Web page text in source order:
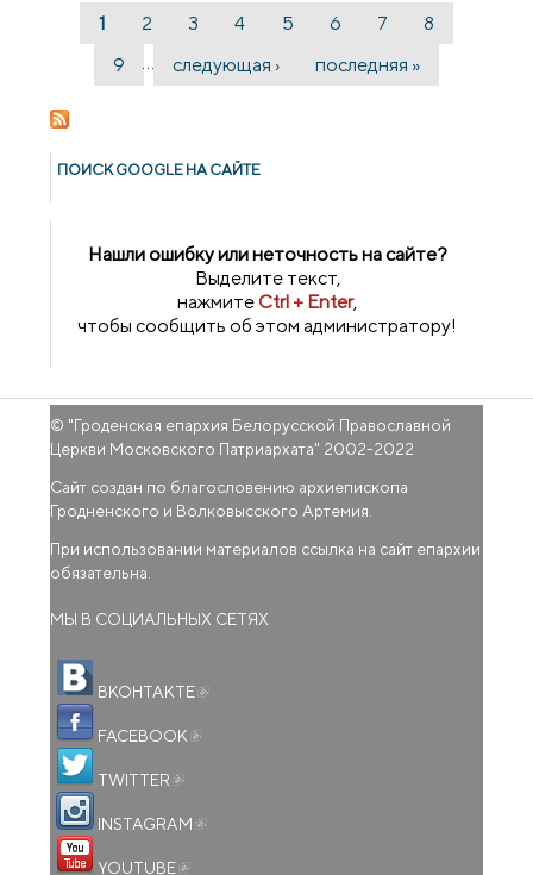
Страницы
1 2 3 4 5 6 7
8
9
… следующая › последняя »
ПОИСК GOОGLE НА САЙТЕ
Нашли ошибку или неточность на сайте?
Выделите текст,
нажмитеCtrl + Enter,
чтобы сообщить об этом администратору!
© "Гроденская епархия Белорусской Православной
Церкви Московского Патриархата" 2002-2022
Сайт создан по благословению архиепископа
Гродненского и Волковысского Артемия.
При использовании материалов ссылка на сайт епархии
обязательна.
МЫ В СОЦИАЛЬНЫХ СЕТЯХ
ВКОНТАКТЕ
FACEBOOK
TWITTER
INSTAGRAM
YOUTUBE